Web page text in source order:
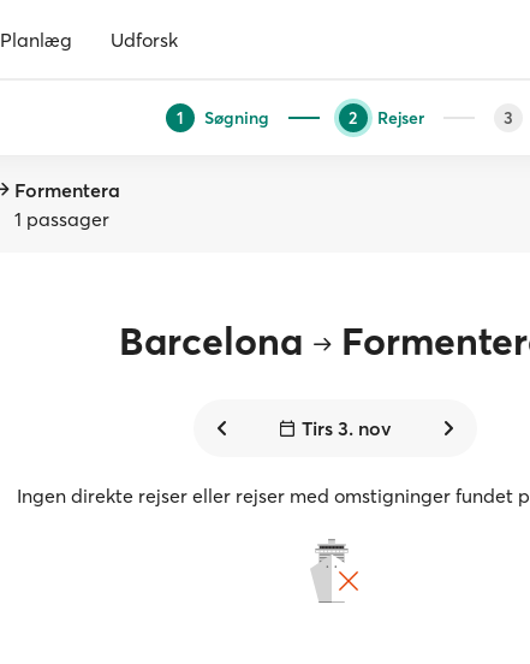
Planlæg Udforsk
1 Søgning 2 Rejser 3
Formentera
1 passager
Barcelona
Tirs 3. nov
Ingen direkte rejser eller rejser med omstigninger fundet